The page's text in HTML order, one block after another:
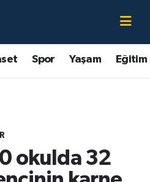
Spor Yaşam Eğitim
okulda 32
Haritası
ve Fikstür